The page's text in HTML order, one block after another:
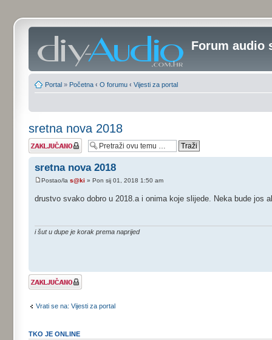
Forum audio
Portal » Početna ‹ O forumu ‹ Vijesti za portal
sretna nova 2018
Tema je
zaključana
sretna nova 2018
Postao/la s@ki » Pon sij 01, 2018 1:50 am
drustvo svako dobro u 2018.a i onima koje slijede. Neka bude jos
i šut u dupe je korak prema naprijed
Tema je
zaključana
Vrati se na: Vijesti za portal
TKO JE ONLINE